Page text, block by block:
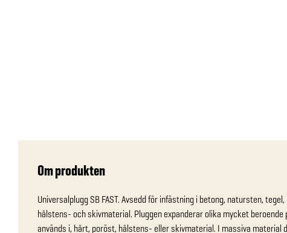
Om produkten
Universalplugg SB FAST. Avsedd för infästning i betong, natursten,
hålstens- och skivmaterial. Pluggen expanderar olika mycket
används i, hårt, poröst, hålstens- eller skivmaterial. I massiva material